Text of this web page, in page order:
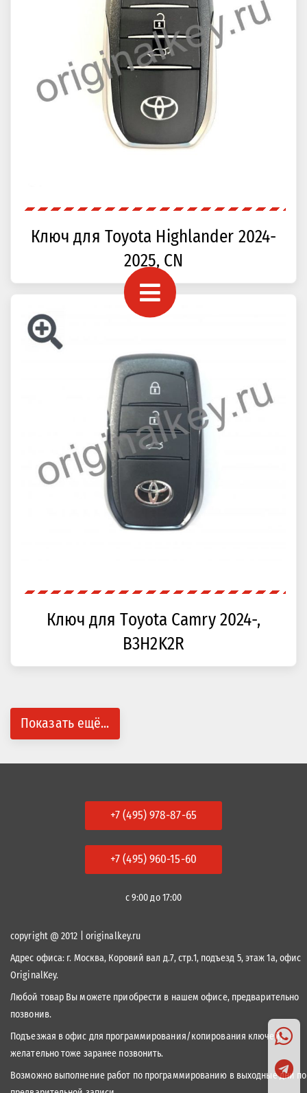
Ключ для Toyota Highlander 2024-
2025, CN
Ключ для Toyota Camry 2024-,
B3H2K2R
Показать ещё...
+7 (495) 978-87-65
+7 (495) 960-15-60
с 9:00 до 17:00
copyright @ 2012 | originalkey.ru
Адрес офиса: г. Москва, Коровий вал д.7, стр.1, подъезд 5, этаж 1а, офис
OriginalKey.
Любой товар Вы можете приобрести в нашем офисе, предварительно
позвонив.
Подъезжая в офис для программирования/копирования ключей,
желательно тоже заранее позвонить.
Возможно выполнение работ по программированию в выходные дни по